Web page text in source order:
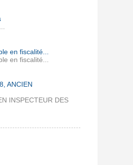
en fiscalité...
en fiscalité...
ANCIEN
INSPECTEUR DES